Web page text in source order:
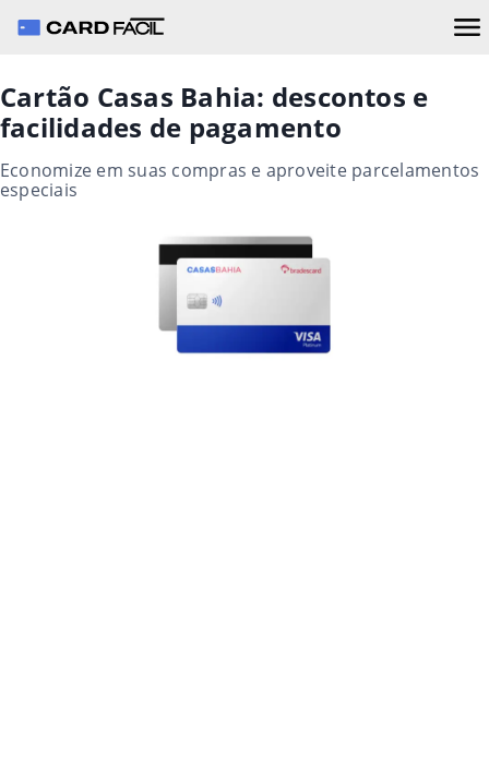
Cartão Casas Bahia: descontos e
facilidades de pagamento
Economize em suas compras e aproveite parcelamentos
especiais